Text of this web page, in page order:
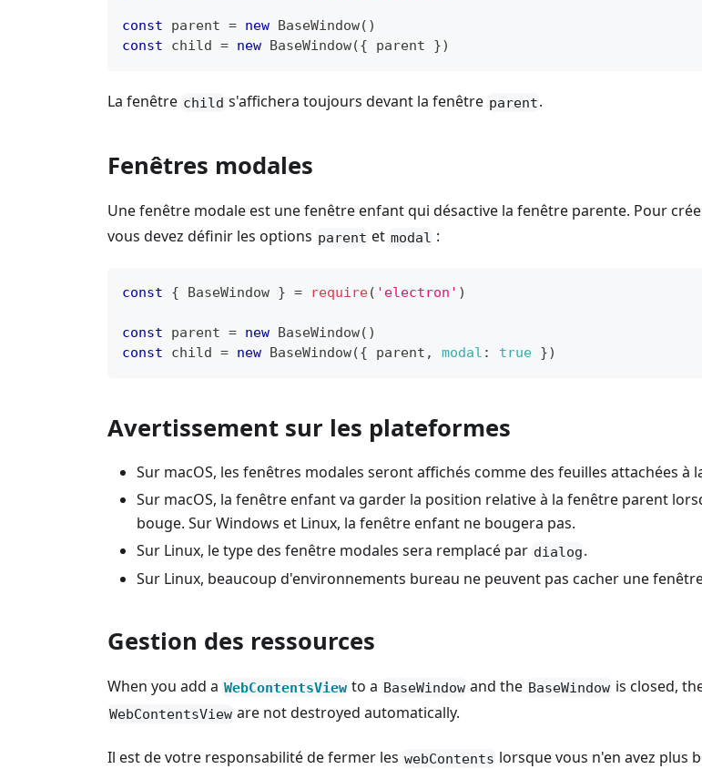
const parent = new BaseWindow( )
const child = new BaseWindow({ parent })
La fenêtre child s'affichera toujours devant la fenêtre parent.
Fenêtres modales
Une fenêtre modale est une fenêtre enfant qui désactive la fenêtre parente. Pour
vous devez définir les options parent et modal :
const { BaseWindow } = require( 'electron' )
const parent = new BaseWindow( )
const child = new BaseWindow({ parent , modal : true })
Avertissement sur les plateformes
Sur macOS, les fenêtres modales seront affichés comme des feuilles attachées à
Sur macOS, la fenêtre enfant va garder la position relative à la fenêtre parent
bouge. Sur Windows et Linux, la fenêtre enfant ne bougera pas.
Sur Linux, le type des fenêtre modales sera remplacé par dialog.
Sur Linux, beaucoup d'environnements bureau ne peuvent pas cacher une
Gestion des ressources
When you add a WebContentsView to a BaseWindow and the BaseWindow is closed,
WebContentsView are not destroyed automatically.
Il est de votre responsabilité de fermer les webContents lorsque vous n'en avez plus